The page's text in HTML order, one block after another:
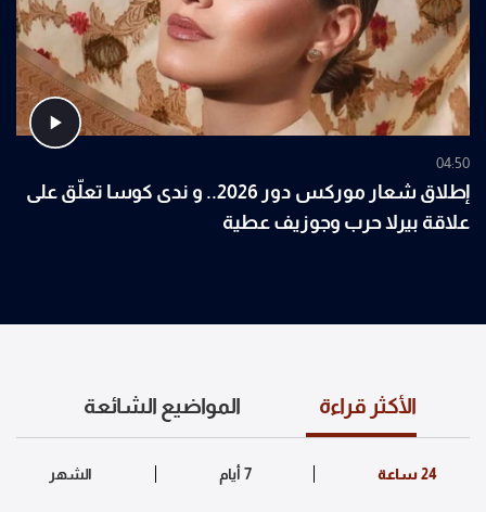
04:50
إطلاق شعار موركس دور 2026.. و ندى كوسا تعلّق على
علاقة بيرلا حرب وجوزيف عطية
الأكثر قراءة المواضيع الشائعة